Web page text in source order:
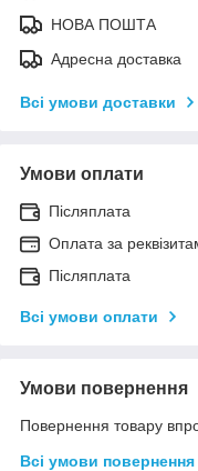
НОВА ПОШТА
Адресна доставка
Всі умови доставки
Умови оплати
Післяплата
Оплата за
Післяплата
Всі умови оплати
Умови повернення
Повернення товару
Всі умови повернення